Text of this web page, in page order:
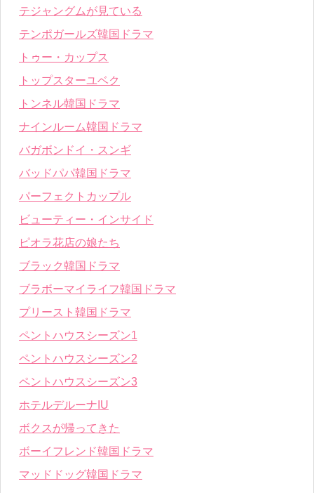
テジャングムが見ている
テンポガールズ韓国ドラマ
トゥー・カップス
トップスターユベク
トンネル韓国ドラマ
ナインルーム韓国ドラマ
バガボンドイ・スンギ
バッドパパ韓国ドラマ
パーフェクトカップル
ビューティー・インサイド
ピオラ花店の娘たち
ブラック韓国ドラマ
ブラボーマイライフ韓国ドラマ
プリースト韓国ドラマ
ペントハウスシーズン1
ペントハウスシーズン2
ペントハウスシーズン3
ホテルデルーナIU
ボクスが帰ってきた
ボーイフレンド韓国ドラマ
マッドドッグ韓国ドラマ